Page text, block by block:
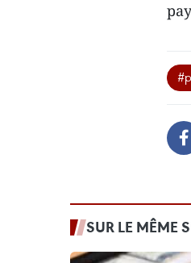
SUR LE MÊME